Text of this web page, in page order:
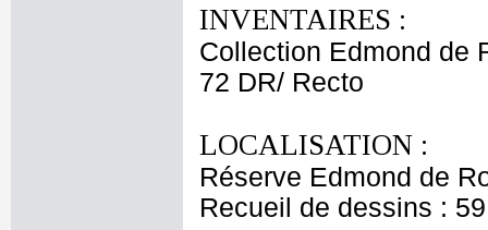
INVENTAIRES :
Collection Edmond de
72 DR/ Recto
LOCALISATION :
Réserve Edmond de
Recueil de dessins :